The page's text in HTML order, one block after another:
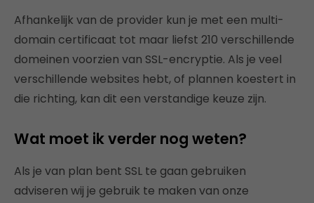
Afhankelijk van de provider kun je met een multi-
domain certificaat tot maar liefst 210 verschillende
domeinen voorzien van SSL-encryptie. Als je veel
verschillende websites hebt, of plannen koestert in
die richting, kan dit een verstandige keuze zijn.
Wat moet ik verder nog weten?
Als je van plan bent SSL te gaan gebruiken
adviseren wij je gebruik te maken van onze